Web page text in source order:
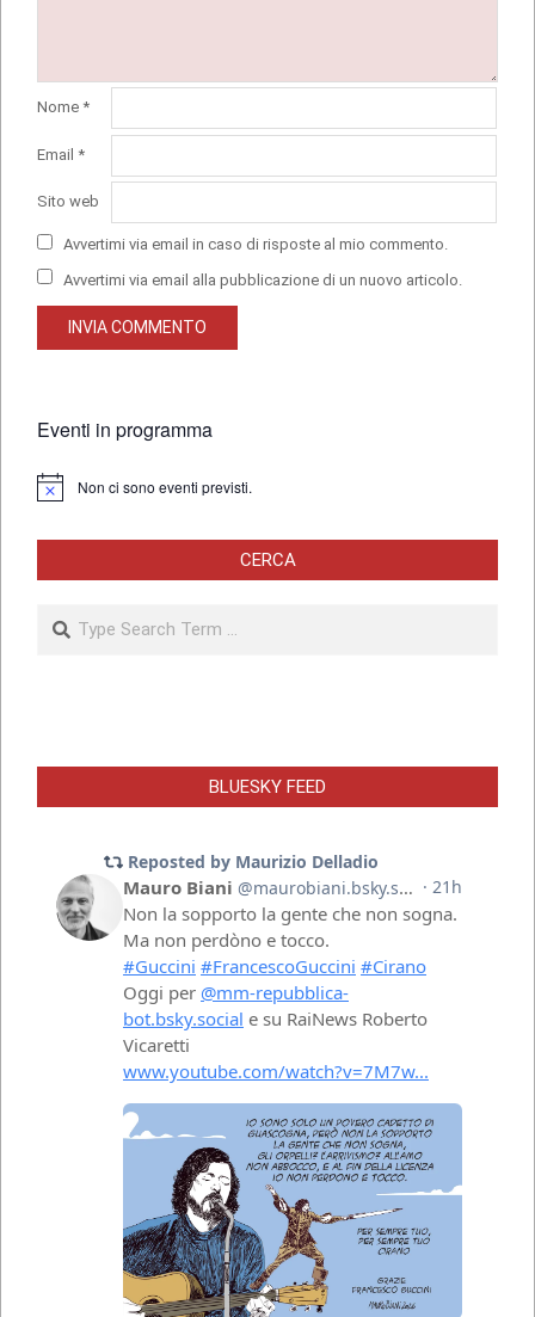
Nome *
Email *
Sito web
Avvertimi via email in caso di risposte al mio commento.
Avvertimi via email alla pubblicazione di un nuovo articolo.
Eventi in programma
Notice Non ci sono eventi previsti.
CERCA
Search
BLUESKY FEED